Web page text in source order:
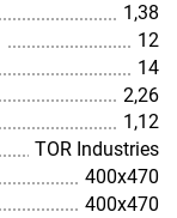
1,38
12
14
2,26
1,12
TOR Industries
400х470
400х470